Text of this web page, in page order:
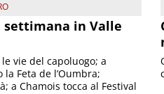
settimana in Valle
vie del capoluogo; a
Feta de l’Oumbra;
a Chamois tocca al Festival